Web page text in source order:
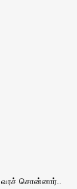
வரச் சொன்னார்..